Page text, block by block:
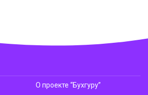
О проекте “Бухгуру”